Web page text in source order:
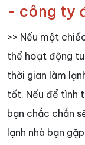
- công ty
>> Nếu một
thể hoạt động
thời gian làm
tốt. Nếu để tình
bạn chắc chắn
lạnh nhà bạn